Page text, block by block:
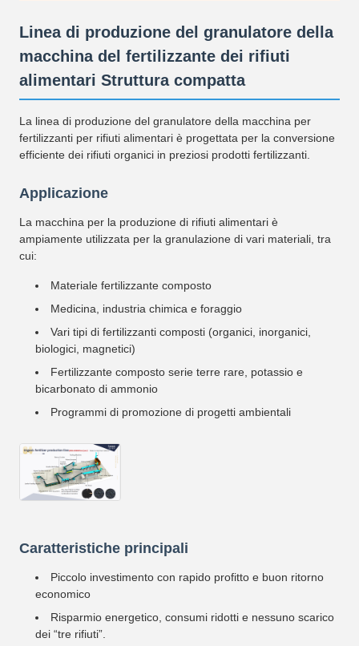
Linea di produzione del granulatore della
macchina del fertilizzante dei rifiuti
alimentari Struttura compatta
La linea di produzione del granulatore della macchina per
fertilizzanti per rifiuti alimentari è progettata per la conversione
efficiente dei rifiuti organici in preziosi prodotti fertilizzanti.
Applicazione
La macchina per la produzione di rifiuti alimentari è
ampiamente utilizzata per la granulazione di vari materiali, tra
cui:
Materiale fertilizzante composto
Medicina, industria chimica e foraggio
Vari tipi di fertilizzanti composti (organici, inorganici,
biologici, magnetici)
Fertilizzante composto serie terre rare, potassio e
bicarbonato di ammonio
Programmi di promozione di progetti ambientali
Caratteristiche principali
Piccolo investimento con rapido profitto e buon ritorno
economico
Risparmio energetico, consumi ridotti e nessuno scarico
dei “tre rifiuti”.